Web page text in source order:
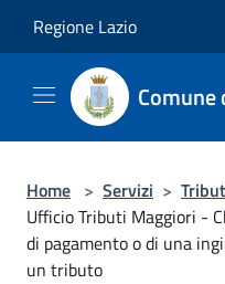
Regione Lazio
Comune
Home > Servizi >
Ufficio Tributi Maggiori -
di pagamento o di una
un tributo